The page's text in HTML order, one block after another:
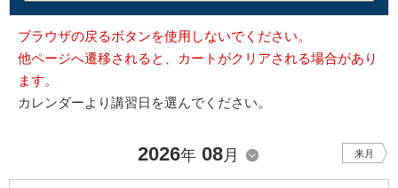
ブラウザの戻るボタンを使用しないでください。
他ページへ遷移されると、カートがクリアされる場合があり
ます。
カレンダーより講習日を選んでください。
2026年 08月 来月